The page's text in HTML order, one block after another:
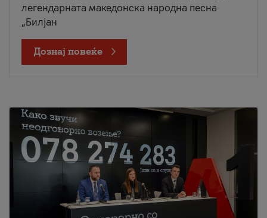
легендарната македонска народна песна
„Билјан
Дознај повеќе